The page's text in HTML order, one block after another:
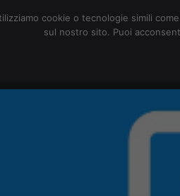
cookie o tecnologie simili
sul nostro sito. Puoi